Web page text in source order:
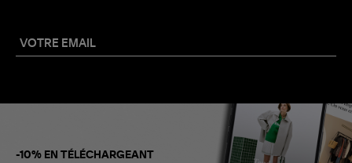
-10% EN TÉLÉCHARGEANT